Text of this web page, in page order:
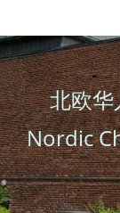
to
content
北欧
Nordic